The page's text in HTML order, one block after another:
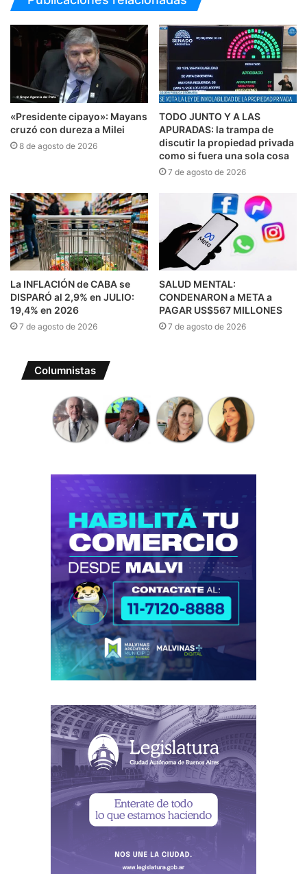
«Presidente cipayo»: Mayans
cruzó con dureza a Milei
8 de agosto de 2026
TODO JUNTO Y A LAS
APURADAS: la trampa de
discutir la propiedad privada
como si fuera una sola cosa
7 de agosto de 2026
La INFLACIÓN de CABA se
DISPARÓ al 2,9% en JULIO:
19,4% en 2026
7 de agosto de 2026
SALUD MENTAL:
CONDENARON a META a
PAGAR US$567 MILLONES
7 de agosto de 2026
Columnistas